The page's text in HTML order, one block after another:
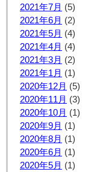
2021年7月 (5)
2021年6月 (2)
2021年5月 (4)
2021年4月 (4)
2021年3月 (2)
2021年1月 (1)
2020年12月 (5)
2020年11月 (3)
2020年10月 (1)
2020年9月 (1)
2020年8月 (1)
2020年6月 (1)
2020年5月 (1)